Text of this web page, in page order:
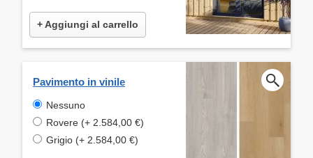
+ Aggiungi al carrello
Pavimento in vinile
Nessuno
Rovere (+ 2.584,00 €)
Grigio (+ 2.584,00 €)